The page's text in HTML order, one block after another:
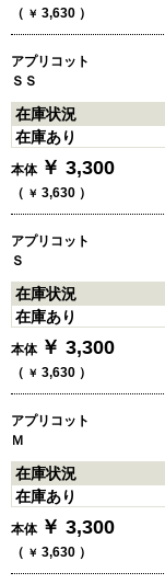
（ ￥ 3,630 ）
アプリコット
ＳＳ
在庫状況
在庫あり
本体 ￥ 3,300
（ ￥ 3,630 ）
アプリコット
Ｓ
在庫状況
在庫あり
本体 ￥ 3,300
（ ￥ 3,630 ）
アプリコット
Ｍ
在庫状況
在庫あり
本体 ￥ 3,300
（ ￥ 3,630 ）